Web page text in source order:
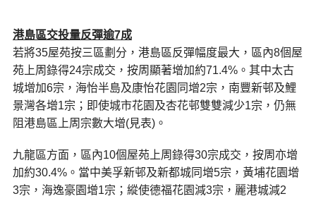
港島區交投量反彈逾7成
若將35屋苑按三區劃分，港島區反彈幅度最大，區內8個屋
苑上周錄得24宗成交，按周顯著增加約71.4%。其中太古
城增加6宗，海怡半島及康怡花園同增2宗，南豐新邨及鯉
景灣各增1宗；即使城市花園及杏花邨雙雙減少1宗，仍無
阻港島區上周宗數大增(見表)。
九龍區方面，區內10個屋苑上周錄得30宗成交，按周亦增
加約30.4%。當中美孚新邨及新都城同增5宗，黃埔花園增
3宗，海逸豪園增1宗；縱使德福花園減3宗，麗港城減2